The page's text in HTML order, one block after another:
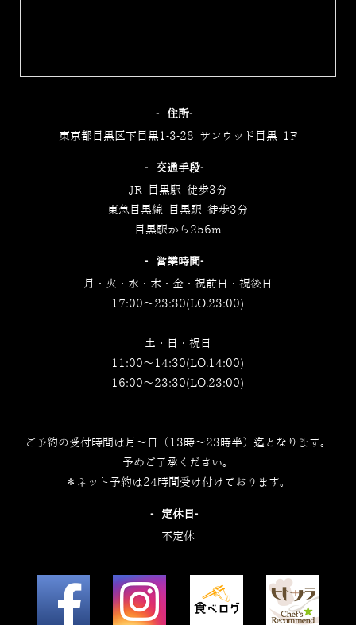
‐住所‐
東京都目黒区下目黒1-3-28 サンウッド目黒 1F
‐交通手段‐
JR 目黒駅 徒歩3分
東急目黒線 目黒駅 徒歩3分
目黒駅から256m
‐営業時間‐
月・火・水・木・金・祝前日・祝後日
17:00～23:30(LO.23:00)
土・日・祝日
11:00～14:30(LO.14:00)
16:00～23:30(LO.23:00)
ご予約の受付時間は月～日（13時～23時半）迄となります。
予めご了承ください。
＊ネット予約は24時間受け付けております。
‐定休日‐
不定休